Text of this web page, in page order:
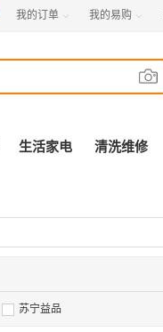
我的订单  我的易购 
生活家电 清洗维修
苏宁益品